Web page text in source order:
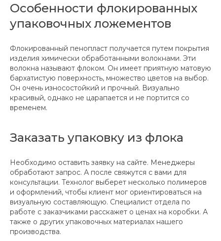
Особенности флокированных
упаковочных ложементов
Флокированный пенопласт получается путем покрытия
изделия химически обработанными волокнами. Эти
волокна называют флоком. Он имеет приятную матовую
бархатистую поверхность, множество цветов на выбор.
Он очень износостойкий и прочный. Визуально
красивый, однако не царапается и не портится со
временем.
Заказать упаковку из флока
Необходимо оставить заявку на сайте. Менеджеры
обработают запрос. А после свяжутся с вами для
консультации. Технолог выберет несколько полимеров
и оформлений, чтобы клиент мог ориентироваться на
визуальную составляющую. Специалист отдела по
работе с заказчиками расскажет о ценах на коробки. А
также о других упаковочных материалах нашего
производства.